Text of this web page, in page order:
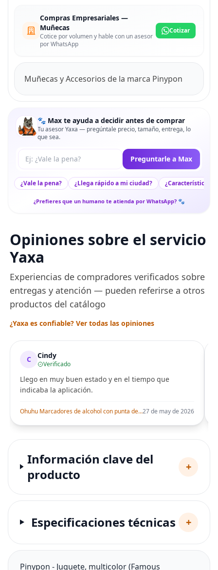
Compras Empresariales —
Muñecas
Cotice por volumen y hable con un asesor
por WhatsApp
Cotizar
Muñecas y Accesorios de la marca Pinypon
🐾 Max te ayuda a decidir antes de comprar
Tu asesor Yaxa — pregúntale precio, tamaño, entrega, lo
que sea.
Tu pregunta a Max Preguntarle a Max
¿Vale la pena? ¿Llega rápido a mi ciudad? ¿Características
¿Prefieres que un humano te atienda por WhatsApp? 🐾
Opiniones sobre el servicio
Yaxa
Experiencias de compradores verificados sobre
entregas y atención — pueden referirse a otros
productos del catálogo
¿Yaxa es confiable? Ver todas las opiniones
C Cindy
Verificado
Llego en muy buen estado y en el tiempo que
indicaba la aplicación.
Ohuhu Marcadores de alcohol con punta de pincel – Juego de marcadores artísticos de doble punta con certificación AP para artistas adultos27 de may de 2026
Información clave del
producto
+
Especificaciones técnicas +
Pinypon - Juguete, multicolor (Famous